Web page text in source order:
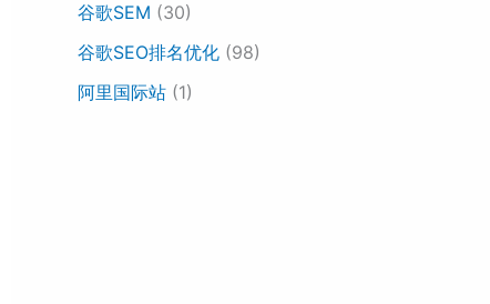
谷歌SEM (30)
谷歌SEO排名优化 (98)
阿里国际站 (1)